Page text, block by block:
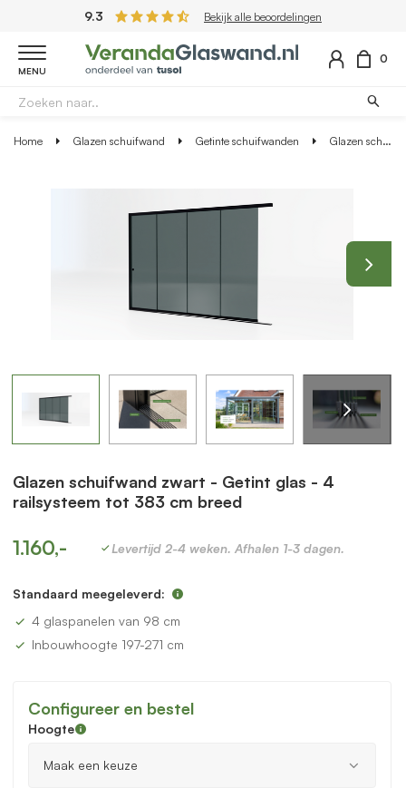
9.3 Bekijk alle beoordelingen
MENU
0
Home Glazen schuifwand Getinte schuifwanden Glazen schuifwand zwart - Getint glas - 4 railsysteem tot 383 cm breed
Glazen schuifwand zwart - Getint glas - 4
railsysteem tot 383 cm breed
1.160,- Levertijd 2-4 weken. Afhalen 1-3 dagen.
Standaard meegeleverd:
4 glaspanelen van 98 cm
Inbouwhoogte 197-271 cm
Configureer en bestel
Hoogte